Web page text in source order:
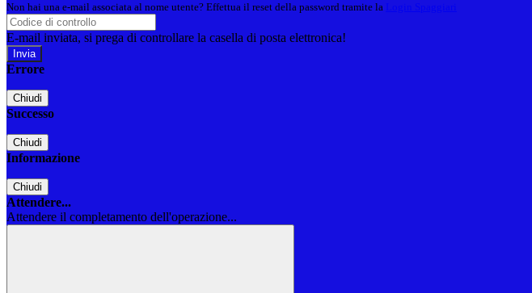
Non hai una e-mail associata al nome utente? Effettua il reset della password tramite la
E-mail inviata, si prega di controllare la casella di posta elettronica!
Errore
Chiudi
Successo
Chiudi
Informazione
Chiudi
Attendere...
Attendere il completamento dell'operazione...